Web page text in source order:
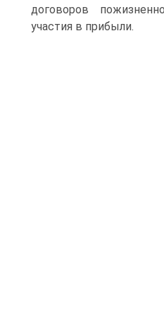
договоров
участия в прибыли.